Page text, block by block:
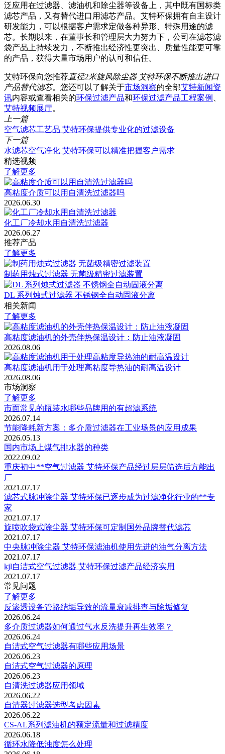
泛应用在过滤器、滤油机和除尘器等设备上，其中既有国标类
滤芯产品，又有替代进口用滤芯产品。艾特环保拥有自主设计
研发能力，可以根据客户需求定做各种异形、特殊用途的滤
芯。长期以来，在董事长和管理层大力努力下，公司在滤芯滤
袋产品上持续发力，不断推出经济性更突出、质量性能更可靠
的产品，获得大量市场用户的认可和信任。
艾特环保向您推荐直径2米旋风除尘器 艾特环保不断推出进口
产品替代滤芯。您还可以了解关于市场洞察的全部艾特新闻资
讯内容或查看相关的环保过滤产品和环保过滤产品工程案例
艾特视频展厅。
上一篇
空气滤芯工艺品 艾特环保提供专业化的过滤设备
下一篇
水滤芯空气净化 艾特环保可以精准把握客户需求
精选视频
了解更多
高粘度介质可以用自清洗过滤器吗
2026.06.30
化工厂冷却水用自清洗过滤器
2026.06.27
推荐产品
了解更多
制药用烛式过滤器 无菌级精密过滤装置
DL 系列烛式过滤器 不锈钢全自动固液分离
相关新闻
了解更多
高粘度滤油机的外壳伴热保温设计：防止油液凝固
2026.08.06
高粘度滤油机用于处理高粘度导热油的耐高温设计
2026.08.06
市场洞察
了解更多
市面常见的瓶装水哪些品牌用的有超滤系统
2026.07.14
节能降耗新方案：多介质过滤器在工业场景的应用成果
2026.05.13
国内市场上煤气排水器的种类
2022.09.02
重庆初中**空气过滤器 艾特环保产品经过层层筛选后方能出
厂
2021.07.17
滤芯式脉冲除尘器 艾特环保已逐步成为过滤净化行业的**专
家
2021.07.17
旋喷吹袋式除尘器 艾特环保可定制国外品牌替代滤芯
2021.07.17
中央脉冲除尘器 艾特环保滤油机使用先进的油气分离方法
2021.07.17
kjl自洁式空气过滤器 艾特环保过滤产品经济实用
2021.07.17
常见问题
了解更多
反渗透设备管路结垢导致的流量衰减排查与除垢修复
2026.06.24
多介质过滤器如何通过气水反洗提升再生效率？
2026.06.24
自洁式空气过滤器有哪些应用场景
2026.06.23
自洁式空气过滤器的原理
2026.06.23
自清洗过滤器应用领域
2026.06.22
自清器过滤器选型考虑因素
2026.06.22
CS-AL系列滤油机的‌额定流量‌和‌过滤精度
2026.06.18
循环水降低浊度怎么处理